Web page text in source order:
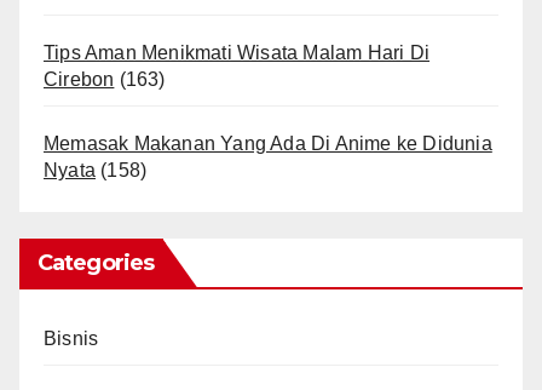
Tips Aman Menikmati Wisata Malam Hari Di
Cirebon (163)
Memasak Makanan Yang Ada Di Anime ke Didunia
Nyata (158)
Categories
Bisnis